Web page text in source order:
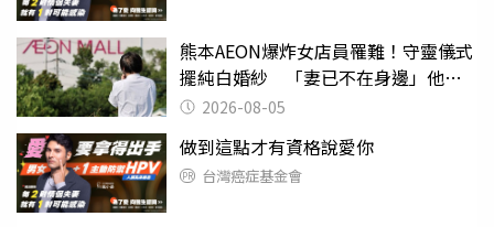
熊本AEON爆炸女店員罹難！守靈儀式
擺純白婚紗 「妻已不在身邊」他淚
喊：無法想像
2026-08-05
做到這點才有資格說愛你
台灣癌症基金會